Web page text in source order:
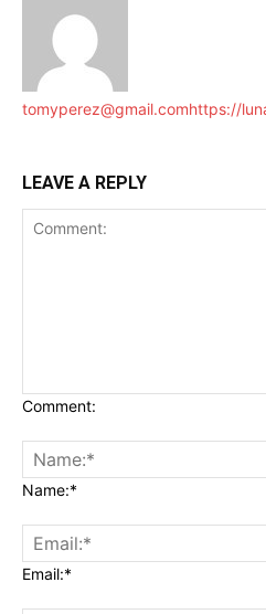
tomyperez@gmail.comhttps://
LEAVE A REPLY
Comment:
Name:*
Email:*